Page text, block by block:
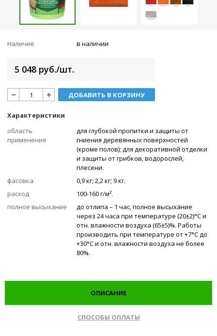
Наличие в наличии
5 048 руб./шт.
ДОБАВИТЬ В КОРЗИНУ
Характеристики
область
применения
для глубокой пропитки и защиты от
гниения деревянных поверхностей
(кроме полов); для декоративной отделки
и защиты от грибков, водорослей,
плесени.
фасовка
0,9 кг; 2,2 кг; 9 кг.
расход
100-160 г/м².
полное высыхание
до отлипа – 1 час, полное высыхание
через 24 часа при температуре (20±2)°С и
отн. влажности воздуха (65±5)%. Работы
производить при температуре от +7°С до
+30°С и отн. влажности воздуха не более
80%.
ОПИСАНИЕ
СПОСОБЫ ОПЛАТЫ